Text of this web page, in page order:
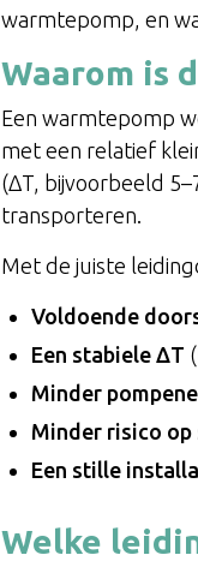
warmtepomp, en
Waarom is
Een warmtepomp
met een relatief
(ΔT, bijvoorbeeld
transporteren.
Met de juiste
Voldoende
Een stabiele ΔT
Minder
Minder risico
Een stille
Welke